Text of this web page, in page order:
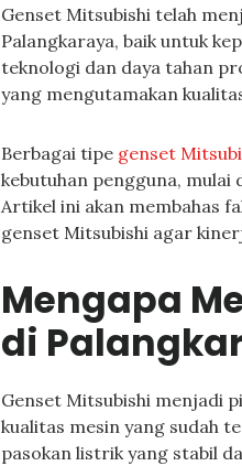
Genset Mitsubishi telah
Palangkaraya, baik untuk
teknologi dan daya tahan
yang mengutamakan
Berbagai tipe genset
kebutuhan pengguna,
Artikel ini akan membahas
genset Mitsubishi agar
Mengapa
di
Genset Mitsubishi menjadi
kualitas mesin yang sudah
pasokan listrik yang stabil